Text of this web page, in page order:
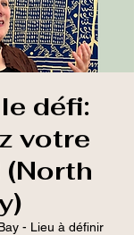
défi:
votre
- Lieu à définir